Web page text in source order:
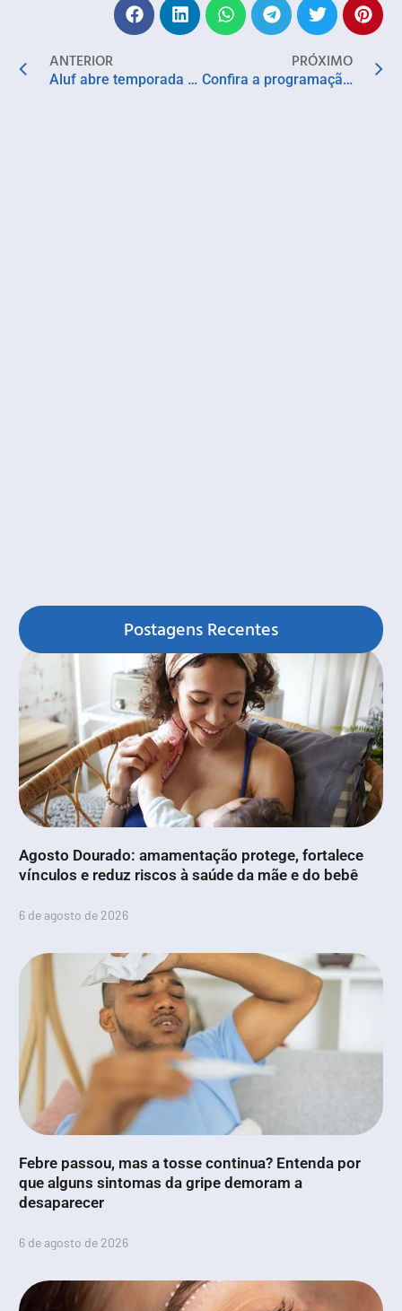
ANTERIOR
Aluf abre temporada de SPFW com convidadas ilustres
PRÓXIMO
Confira a programação dos Museus do IPAC para esta semana
Postagens Recentes
Agosto Dourado: amamentação protege, fortalece
vínculos e reduz riscos à saúde da mãe e do bebê
6 de agosto de 2026
Febre passou, mas a tosse continua? Entenda por
que alguns sintomas da gripe demoram a
desaparecer
6 de agosto de 2026